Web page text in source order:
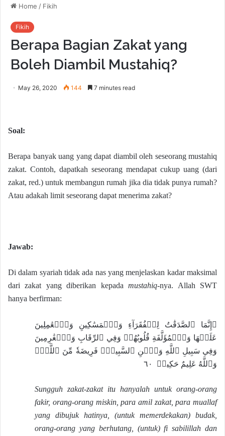
Home / Fikih
Fikih
Berapa Bagian Zakat yang
Boleh Diambil Mustahiq?
May 26, 2020 144 7 minutes read
Soal:
Berapa banyak uang yang dapat diambil oleh seseorang mustahiq
zakat. Contoh, dapatkah seseorang mendapat cukup uang (dari
zakat, red.) untuk membangun rumah jika dia tidak punya rumah?
Atau adakah limit seseorang dapat menerima zakat?
Jawab:
Di dalam syariah tidak ada nas yang menjelaskan kadar maksimal
dari zakat yang diberikan kepadamustahiq-nya. Allah SWT
hanya berfirman:
۞إِنَّمَا ٱلصَّدَقَٰتُ لِلۡفُقَرَآءِ وَٱلۡمَسَٰكِينِ وَٱلۡعَٰمِلِينَ
عَلَيۡهَا وَٱلۡمُؤَلَّفَةِ قُلُوبُهُمۡ وَفِي ٱلرِّقَابِ وَٱلۡغَٰرِمِينَ
وَفِي سَبِيلِ ٱللَّهِ وَٱبۡنِ ٱلسَّبِيلِۖ فَرِيضَةٗ مِّنَ ٱللَّهِۗ
وَٱللَّهُ عَلِيمٌ حَكِيمٞ ٦٠
Sungguh zakat-zakat itu hanyalah untuk orang-orang
fakir, orang-orang miskin, para amil zakat, para muallaf
yang dibujuk hatinya, (untuk memerdekakan) budak,
orang-orang yang berhutang, (untuk) fi sabilillah dan